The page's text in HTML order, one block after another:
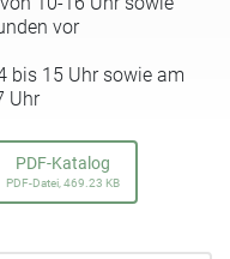
vor
bis 15 Uhr sowie am
Uhr
PDF-Katalog
PDF-Datei, 469.23 KB